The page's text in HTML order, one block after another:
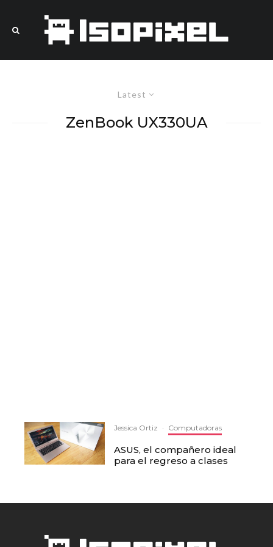
Latest
ZenBook UX330UA
Jessica Ortiz · Computadoras
ASUS, el compañero ideal
para el regreso a clases